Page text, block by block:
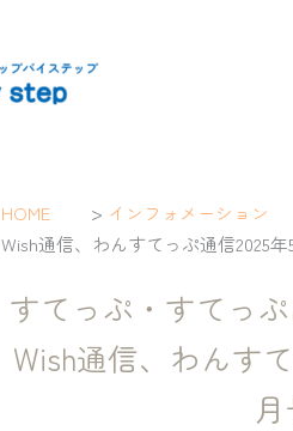
HOME > インフォメーション
Wish通信、わんすてっぷ通信2025
すてっぷ・すてっ
Wish通信、わんす